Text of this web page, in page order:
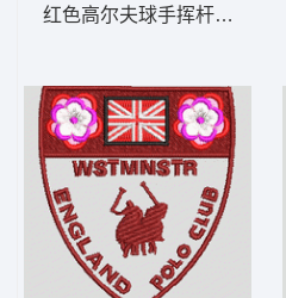
红色高尔夫球手挥杆剪影 保